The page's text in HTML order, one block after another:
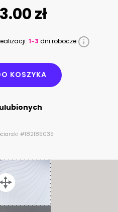
zł
1-3 dni robocze
KOSZYKA
#182185035